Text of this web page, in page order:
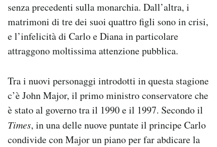
senza precedenti sulla monarchia. Dall’altra, i
matrimoni di tre dei suoi quattro figli sono in crisi,
e l’infelicità di Carlo e Diana in particolare
attraggono moltissima attenzione pubblica.
Tra i nuovi personaggi introdotti in questa stagione
c’è John Major, il primo ministro conservatore che
è stato al governo tra il 1990 e il 1997. Secondo il
Times, in una delle nuove puntate il principe Carlo
condivide con Major un piano per far abdicare la